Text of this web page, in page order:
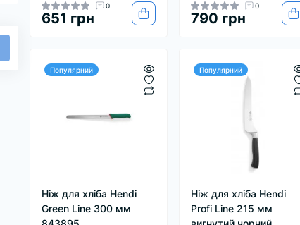
0
651 грн
0
790 грн
Популярний
Ніж для хліба Hendi
Green Line 300 мм
Популярний
Ніж для хліба Hendi
Profi Line 215 мм